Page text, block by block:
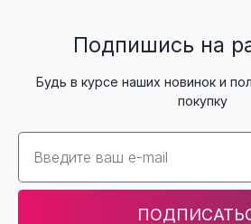
Подпишись на
Будь в курсе наших новинок и
покупку
Email